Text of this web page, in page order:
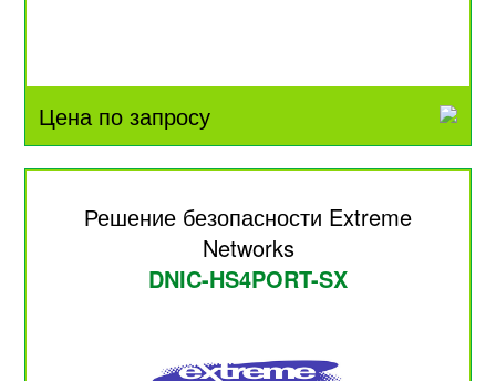
Цена по запросу
Решение безопасности Extreme
Networks
DNIC-HS4PORT-SX